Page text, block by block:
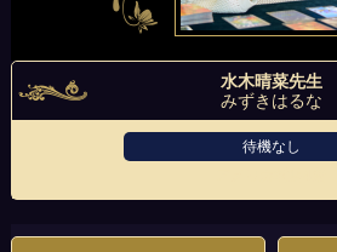
水木晴菜先生
みずきはるな
待機なし